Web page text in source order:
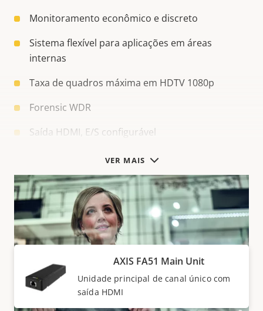
VER MAIS
Monitoramento econômico e discreto
Sistema flexível para aplicações em áreas
internas
Taxa de quadros máxima em HDTV 1080p
Forensic WDR
Saída HDMI, E/S configurável
Unidades principais
AXIS FA51 Main Unit
Unidade principal de canal único com
saída HDMI